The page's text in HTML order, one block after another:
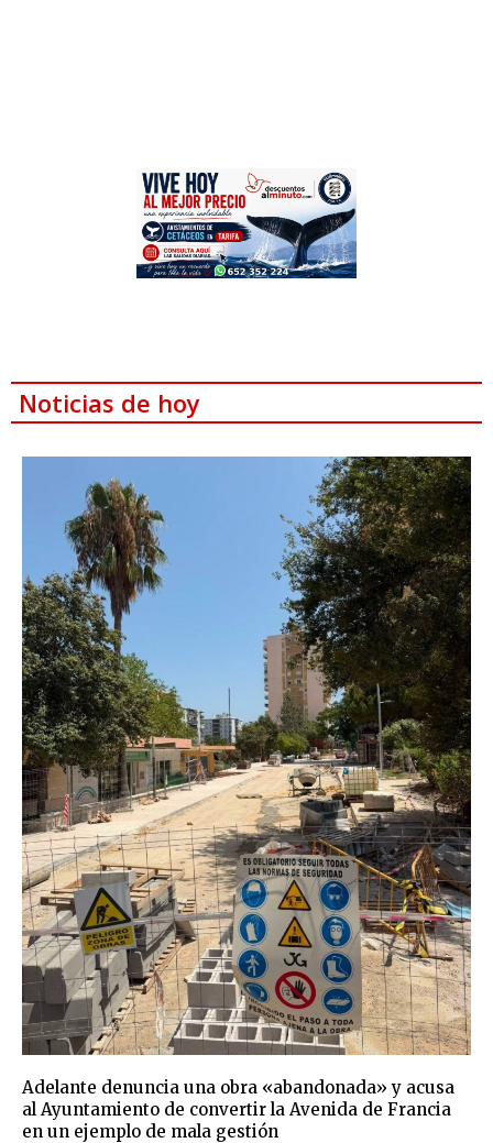
Noticias de hoy
Adelante denuncia una obra «abandonada» y acusa
al Ayuntamiento de convertir la Avenida de Francia
en un ejemplo de mala gestión